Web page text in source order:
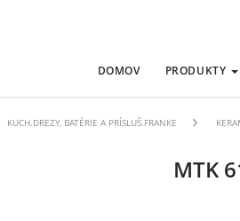
KUCH.DREZY, BATÉRIE A PRÍSLUŠ.FRANKE
MTK
DOMOV PRODUKTY